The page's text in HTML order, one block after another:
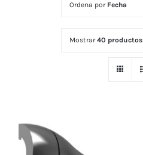
Ordena por Fecha
Mostrar40 productos